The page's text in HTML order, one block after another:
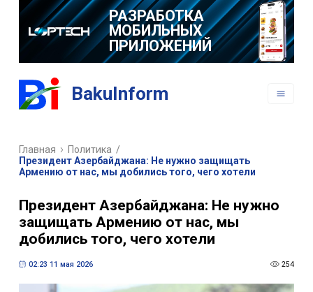
РАЗРАБОТКА
МОБИЛЬНЫХ
ПРИЛОЖЕНИЙ
BakuInform
Главная Политика /
Президент Азербайджана: Не нужно защищать
Армению от нас, мы добились того, чего хотели
Президент Азербайджана: Не нужно
защищать Армению от нас, мы
добились того, чего хотели
02:23 11 мая 2026 254